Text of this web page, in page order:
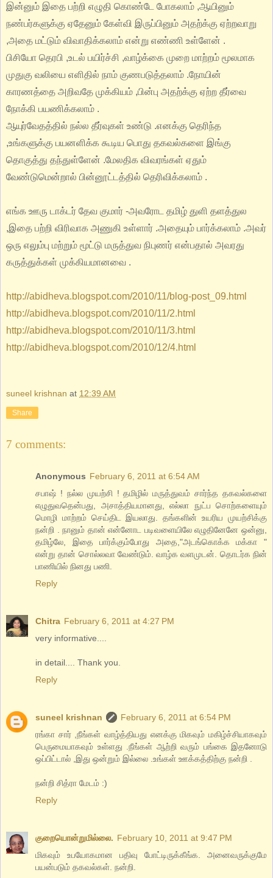
இன்னும் இதை பற்றி எழுதி கொண்டே போகலாம் ,ஆயினும்
நண்பர்களுக்கு ஏதேனும் கேள்வி இருப்பினும் அதற்க்கு ஏற்றவாறு
,அதை மட்டும் விவாதிக்கலாம் என்று எண்ணி உள்ளேன் .
பிசியோ தெரபி ,உடல் பயிர்ச்சி ,வாழ்க்கை முறை மாற்றம் மூலமாக
முதுகு வலியை எளிதில் நாம் குணபடுத்தலாம் .நோயின்
காரணத்தை அறிவதே முக்கியம் ,பின்பு அதற்க்கு ஏற்ற தீர்வை
நோக்கி பயணிக்கலாம் .
ஆயுர்வேதத்தில் நல்ல தீர்வுகள் உண்டு .எனக்கு தெரிந்த
,உங்களுக்கு பயனளிக்க கூடிய பொது தகவல்களை இங்கு
தொகுத்து தந்துள்ளேன் .மேலதிக விவரங்கள் ஏதும்
வேண்டுமென்றால் பின்னூட்டத்தில் தெரிவிக்கலாம் .
எங்க ஊரு டாக்டர் தேவ குமார் -அவரோட தமிழ் துளி தளத்துல
,இதை பற்றி விரிவாக அணுகி உள்ளார் .அதையும் பார்க்கலாம் .அவர்
ஒரு எலும்பு மற்றும் மூட்டு மருத்துவ நிபுணர் என்பதால் அவரது
கருத்துக்கள் முக்கியமானவை .
http://abidheva.blogspot.com/2010/11/blog-post_09.html
http://abidheva.blogspot.com/2010/11/2.html
http://abidheva.blogspot.com/2010/11/3.html
http://abidheva.blogspot.com/2010/12/4.html
suneel krishnan at 12:39 AM
Share
7 comments:
Anonymous February 6, 2011 at 6:54 AM
சபாஷ் ! நல்ல முயற்சி ! தமிழில் மருத்துவம் சார்ந்த தகவல்களை
எழுதுவதென்பது, அசாத்தியமானது, எல்லா நுட்ப சொற்களையும்
மொழி மாற்றம் செய்திட இயலாது. தங்களின் உயரிய முயற்சிக்கு
நன்றி . நானும் தான் என்னோட படிவளையிலே எழுதினேனே ஒன்னு,
தமிழ்லே, இதை பார்க்கும்போது அதை,"அடங்கொக்க மக்கா "
என்று தான் சொல்லவா வேண்டும். வாழ்க வளமுடன். தொடர்க நின்
பாணியில் நினது பணி.
Reply
Chitra February 6, 2011 at 4:27 PM
very informative....
in detail.... Thank you.
Reply
suneel krishnan
February 6, 2011 at 6:54 PM
ரங்கா சார் ,நீங்கள் வாழ்த்தியது எனக்கு மிகவும் மகிழ்ச்சியாகவும்
பெருமையாகவும் உள்ளது .நீங்கள் ஆற்றி வரும் பங்கை இதனோடு
ஒப்பிட்டால் ,இது ஒன்றும் இல்லை .உங்கள் ஊக்கத்திற்கு நன்றி .
நன்றி சித்ரா மேடம் :)
Reply
குறையொன்றுமில்லை. February 10, 2011 at 9:47 PM
மிகவும் உபயோகமான பதிவு போட்டிருக்கீங்க. அனைவருக்குமே
பயன்படும் தகவல்கள். நன்றி.